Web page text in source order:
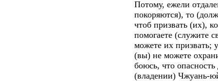
Потому, ежели
покоряются), то
чтоб призвать (их),
помогаете (служите
можете их призвать;
(вы) не можете
боюсь, что
(владении) Чжуань-